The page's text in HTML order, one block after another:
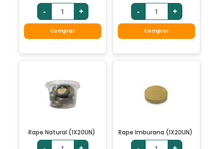
- +
Comprar
- +
Comprar
Rape Natural (1X20UN) Rape Imburana (1X20UN)